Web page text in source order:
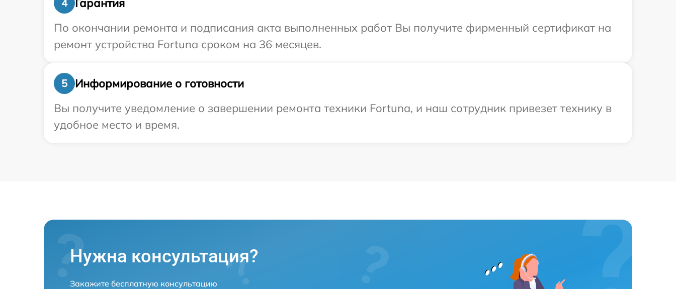
4
По окончании ремонта и подписания акта выполненных работ Вы получите фирменный сертификат на
ремонт устройства Fortuna сроком на 36 месяцев.
5
Информирование о готовности
Вы получите уведомление о завершении ремонта техники Fortuna, и наш сотрудник привезет технику в
удобное место и время.
Нужна консультация?
Закажите бесплатную консультацию